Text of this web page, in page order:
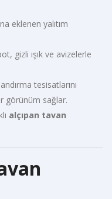
eklenen yalıtım
gizli ışık ve avizelerle
tesisatlarını
görünüm sağlar.
alçıpan tavan